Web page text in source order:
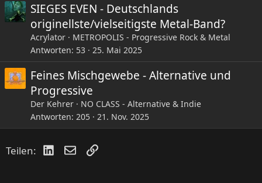
SIEGES EVEN - Deutschlands
originellste/vielseitigste Metal-Band?
Acrylator
METROPOLIS - Progressive Rock & Metal
Antworten 53 25. Mai 2025
Feines Mischgewebe - Alternative und
Progressive
Der Kehrer
NO CLASS - Alternative & Indie
Antworten 205 21. Nov. 2025
Teilen: LinkedIn
E-MailLink